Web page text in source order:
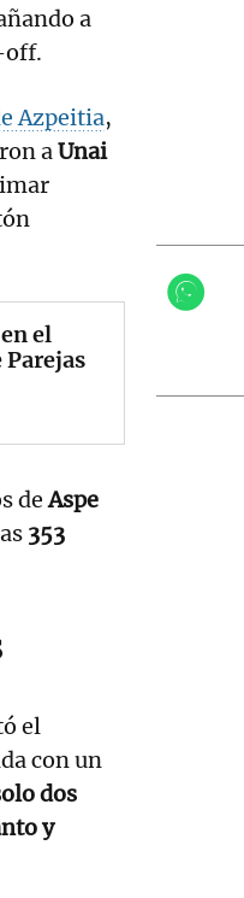
a
off.
Azpeitia,
aUnai
el
Parejas
deAspe
353
el
con un
dos
y